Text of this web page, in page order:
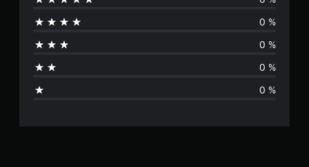
n
c
f
0 %
0 %
0 %
0 %